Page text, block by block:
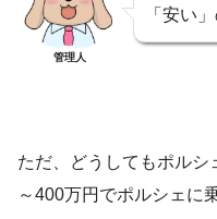
管理人
「安い
ただ、どうしてもポル
～400万円でポルシェに